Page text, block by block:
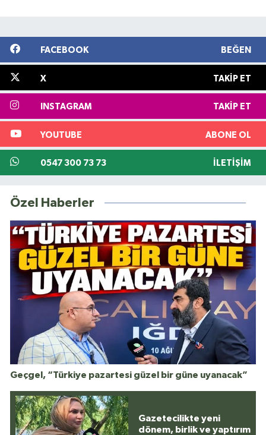
FACEBOOK BEĞEN
X TAKIP ET
INSTAGRAM TAKIP ET
YOUTUBE ABONE OL
0547 300 73 73 İLETIŞIM
Özel Haberler
Geçgel, “Türkiye pazartesi güzel bir güne uyanacak”
Gazetecilikte yeni
dönem, birlik ve yaptırım